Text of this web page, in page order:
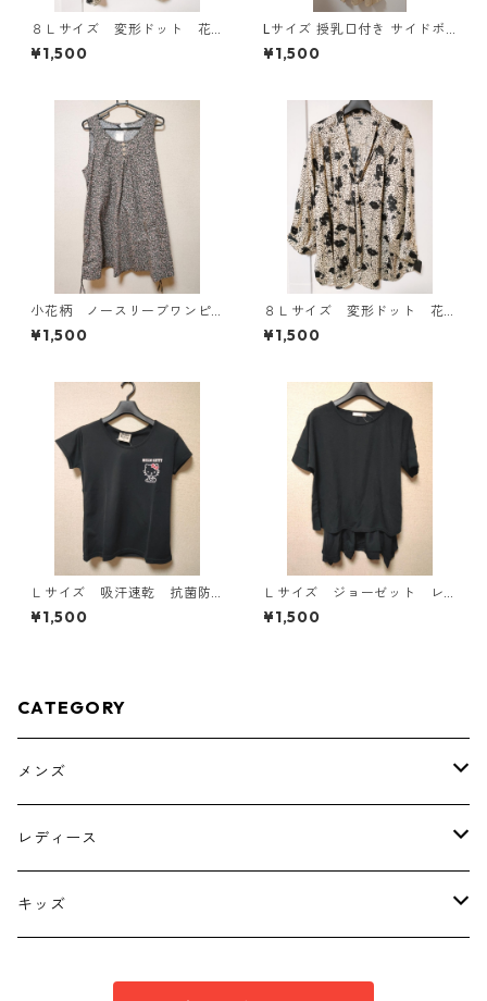
８Ｌサイズ 変形ドット 花
柄 ボウタイブラウス オフ
ホワイト KAE-4768
¥1,500
Lサイズ 授乳口付き サイドボ
タンデザイン ワンピース マタ
ニティ ベージュ ◆KIY-1303
¥1,500
小花柄 ノースリーブワンピ
ース ４Ｌ ブラック KAE-
4819
¥1,500
８Ｌサイズ 変形ドット 花
柄 ボウタイブラウス オフ
ホワイト KAE-4769
¥1,500
Ｌサイズ 吸汗速乾 抗菌防
臭・消臭 ハローキティ ド
ライメッシュＴシャツ ブラ
¥1,500
Ｌサイズ ジョーゼット レ
イヤード風プルオーバー ブ
ラック KAE-4792
¥1,500
CATEGORY
メンズ
トップス
ボトムス
レディース
トップス
キッズ